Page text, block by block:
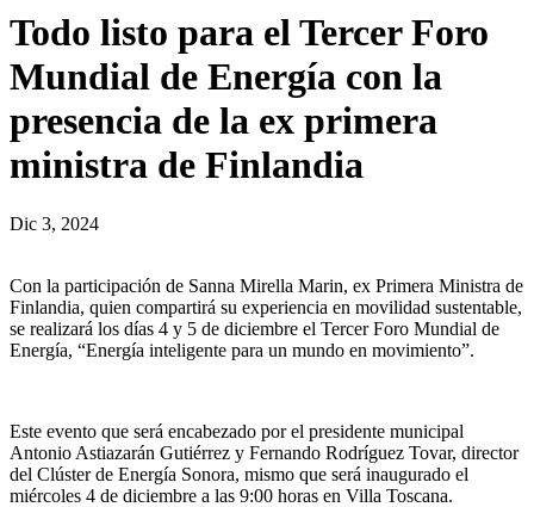
Todo listo para el Tercer Foro
Mundial de Energía con la
presencia de la ex primera
ministra de Finlandia
Dic 3, 2024
Con la participación de Sanna Mirella Marin, ex Primera Ministra de
Finlandia, quien compartirá su experiencia en movilidad sustentable,
se realizará los días 4 y 5 de diciembre el Tercer Foro Mundial de
Energía, “Energía inteligente para un mundo en movimiento”.
Este evento que será encabezado por el presidente municipal
Antonio Astiazarán Gutiérrez y Fernando Rodríguez Tovar, director
del Clúster de Energía Sonora, mismo que será inaugurado el
miércoles 4 de diciembre a las 9:00 horas en Villa Toscana.